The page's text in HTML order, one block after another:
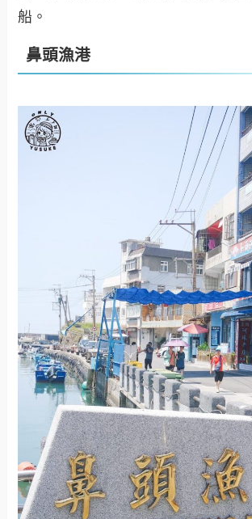
船。
鼻頭漁港